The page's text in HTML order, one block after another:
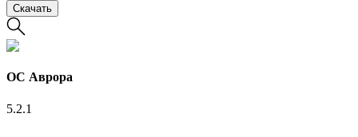
Скачать
ОС Аврора
5.2.1